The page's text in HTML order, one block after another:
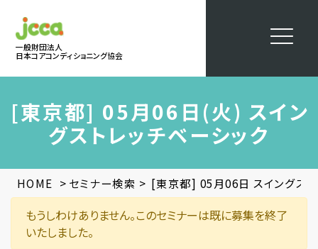
一般財団法人
日本コアコンディショニング協会
[東京都] 05月06日(火) スイン
グストレッチベーシック
HOME > セミナー検索 > [東京都] 05月06日 スイングスト
もうしわけありません。このセミナーは既に募集を終了
いたしました。